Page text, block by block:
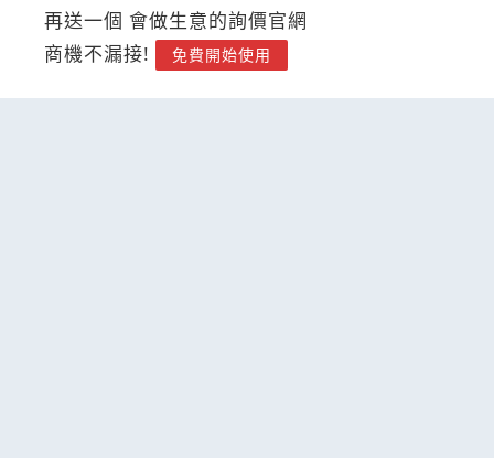
再送一個 會做生意的詢價官網
商機不漏接!
免費開始使用